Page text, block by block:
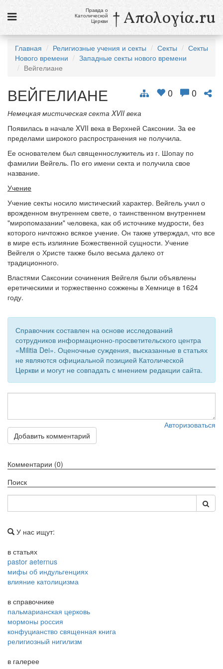
Новости
Галерея
Ссылки
Религиозные учения и секты, справочник
6 августа
см. календарь
Обратная связь
mail@apologia.ru
Отправить сообщение
Вход
Правда о
Католической
Церкви † Απολογία.ru
Главная Религиозные учения и секты Секты
Секты
Нового времени
Западные секты нового времени
Вейгелиане
0 0
ВЕЙГЕЛИАНЕ
Немецкая мистическая секта XVII века
Появилась в начале XVII века в Верхней Саксонии. За ее
пределами широкого распространения не получила.
Ее основателем был священнослужитель из г. Шопау по
фамилии Вейгель. По его имени секта и получила свое
название.
Учение
Учение секты носило мистический характер. Вейгель учил о
врожденном внутреннем свете, о таинственном внутреннем
"миропомазании" человека, как об источнике мудрости, без
которого ничтожно всякое учение. Он также утверждал, что все
в мире есть излияние Божественной сущности. Учение
Вейгеля о Христе также было весьма далеко от
традиционного.
Властями Саксонии сочинения Вейгеля были объявлены
еретическими и торжественно сожжены в Хемнице в 1624
году.
Справочник составлен на основе исследований
сотрудников информационно-просветительского центра
«Militia Dei». Оценочные суждения, высказанные в статьях
не являются официальной позицией Католической
Церкви и могут не совпадать с мнением редакции сайта.
Авторизоваться
Добавить комментарий
Комментарии (0)
Поиск
У нас ищут:
в статьях
pastor aeternus
мифы об индульгенциях
влияние католицизма
в справочнике
пальмарианская церковь
мормоны россия
конфуцианство священная книга
религиозный нигилизм
в галерее